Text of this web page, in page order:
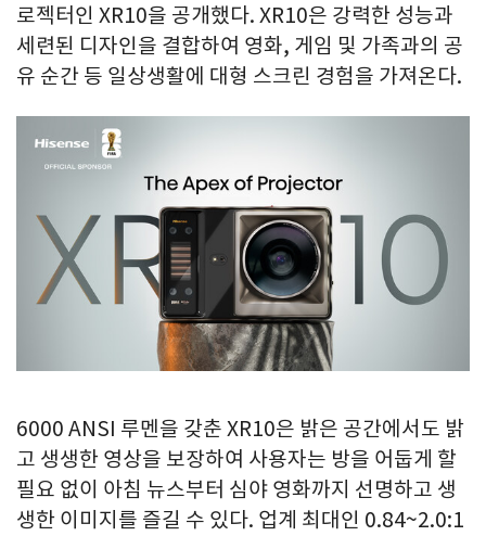
로젝터인 XR10을 공개했다. XR10은 강력한 성능과
세련된 디자인을 결합하여 영화, 게임 및 가족과의 공
유 순간 등 일상생활에 대형 스크린 경험을 가져온다.
6000 ANSI 루멘을 갖춘 XR10은 밝은 공간에서도 밝
고 생생한 영상을 보장하여 사용자는 방을 어둡게 할
필요 없이 아침 뉴스부터 심야 영화까지 선명하고 생
생한 이미지를 즐길 수 있다. 업계 최대인 0.84~2.0:1